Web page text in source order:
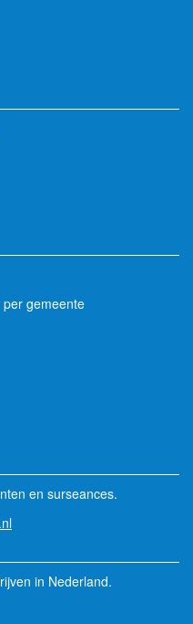
gemeente
en surseances.
in Nederland.